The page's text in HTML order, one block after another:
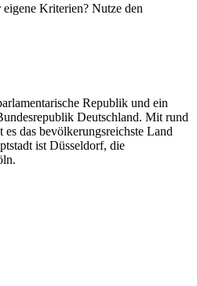
Kriterien? Nutze den
Republik und ein
Deutschland. Mit rund
das bevölkerungsreichste Land
ist Düsseldorf, die